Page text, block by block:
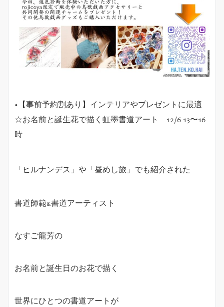
◆【事前予約割あり】インテリアやプレゼントに最適
☆お名前と誕生花で描く虹墨書道アート 12/6 13〜16
時
「ヒルナンデス」や「昼めし旅」でも紹介された
書道師範&書道アーティスト
なすご龍芳の
お名前と誕生日のお花で描く
世界にひとつの書道アートが